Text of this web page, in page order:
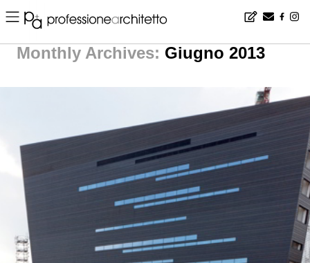
Home ▪ YeA ▪ Giugno | 2013 | yea p+A
Monthly Archives: Giugno 2013